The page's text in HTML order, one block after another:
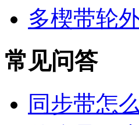
多楔带轮
常见问答
同步带怎